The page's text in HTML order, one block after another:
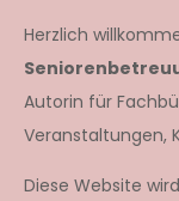
Herzlich
Autorin für
Veranstaltungen,
Diese Website